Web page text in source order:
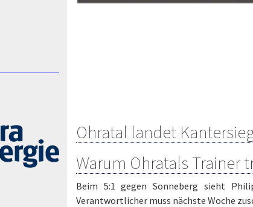
Ohratal landet
Warum Ohratals Trainer
Beim 5:1 gegen Sonneberg sieht
Verantwortlicher muss nächste Woche